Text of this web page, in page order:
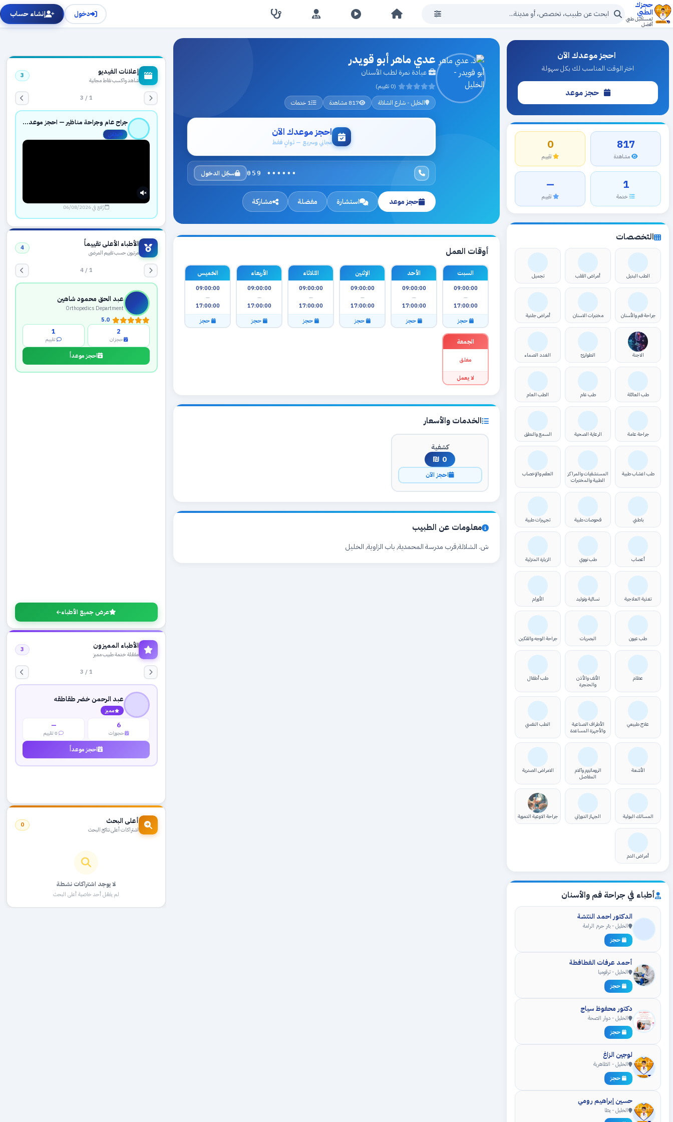
حجزك
الطبي
لمستقبل طبي
أفضل
دخول إنشاء حساب
احجز موعدك الآن
اختر الوقت المناسب لك بكل سهولة
حجز موعد
817
مشاهدة
0
تقييم
1
خدمة
—
تقييم
التخصصات
الطب البديل أمراض القلب تجميل
جراحة فم والأسنان مختبرات الاسنان أمراض جلدية
الاجنة الطوارئ الغدد الصماء
طب العائلة طب عام الطب العام
جراحة عامة الرعاية الصحية السمع والنطق
طب اعشاب طبية
المستشفيات والمراكز
الطبية والمختبرات
العقم والإخصاب
باطني فحوصات طبية تجهيزات طبية
أعصاب طب نووي الزيارة المنزلية
تغذية العلاجية نسائية وتوليد الأورام
طب عيون البصريات جراحة الوجه والفكين
عظام
الأنف والأذن
والحنجرة
طب أطفال
علاج طبيعي
الأطراف الصناعية
والأجهزة المساعدة
الطب النفسي
الأشعة
الروماتيزم وآلام
المفاصل
الامراض الصدرية
المسالك البولية الجهاز الدوراني جراحة الاوعية الدموية
أمراض الدم
أطباء في جراحة فم والأسنان
الدكتور احمد النتشة
الخليل - بئر حرم الرامة
حجز
أحمد عرفات الفطافطة
الخليل - ترقوميا
حجز
دكتور محفوظ سياج
الخليل - دوار الصحة
حجز
لوجين الزاغ
الخليل - الظاهرية
حجز
حسين إبراهيم رومي
الخليل - يطا
عدي ماهر أبو قويدر
عيادة نمرة لطب الأسنان
(0 تقييم)
الخليل - شارع الشلالة
817 مشاهدة 1 خدمات
احجز موعدك الآن
مجاني وسريع — ثوانٍ فقط
059 •••••• سجّل الدخول
حجز موعد استشارة مفضلة مشاركة
أوقات العمل
السبت
09:00:00
—
17:00:00
حجز
الأحد
09:00:00
—
17:00:00
حجز
الإثنين
09:00:00
—
17:00:00
حجز
الثلاثاء
09:00:00
—
17:00:00
حجز
الأربعاء
09:00:00
—
17:00:00
حجز
الخميس
09:00:00
—
17:00:00
حجز
الجمعة
مغلق
لا يعمل
الخدمات والأسعار
كشفية
0 ₪
احجز الآن
معلومات عن الطبيب
ش. الشلالة,قرب مدرسة المحمدية, باب الزاوية, الخليل
إعلانات الفيديو
شاهد واكسب نقاط مجانية
3
1 / 3
جراح عام وجراحة مناظير — احجز موعدك بثقة عبر حجزك الطبي
مفعّل
رُفع في 06/08/2026
الأطباء الأعلى تقييماً
مرتبون حسب تقييم المرضى
4
1 / 4
عبد الحق محمود شاهين
Orthopedics Department
5.0
2
حجزان
1
تقييم
احجز موعداً
عرض جميع الأطباء
الأطباء المميزون
مفعّلة خدمة طبيب مميز
3
1 / 3
عبد الرحمن خضر طقاطقه
مميز
6
حجوزات
—
احجز موعداً
أعلى البحث
اشتراكات أعلى نتائج البحث
0
لا يوجد اشتراكات نشطة
لم يفعّل أحد خاصية أعلى البحث